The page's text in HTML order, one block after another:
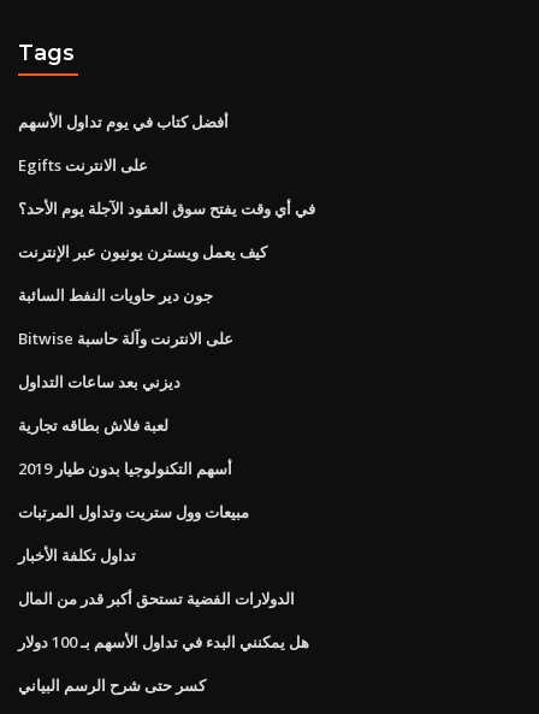
Tags
أفضل كتاب في يوم تداول الأسهم
Egifts على الانترنت
في أي وقت يفتح سوق العقود الآجلة يوم الأحد؟
كيف يعمل ويسترن يونيون عبر الإنترنت
جون دير حاويات النفط السائبة
Bitwise على الانترنت وآلة حاسبة
ديزني بعد ساعات التداول
لعبة فلاش بطاقه تجارية
أسهم التكنولوجيا بدون طيار 2019
مبيعات وول ستريت وتداول المرتبات
تداول تكلفة الأخبار
الدولارات الفضية تستحق أكبر قدر من المال
هل يمكنني البدء في تداول الأسهم بـ 100 دولار
كسر حتى شرح الرسم البياني